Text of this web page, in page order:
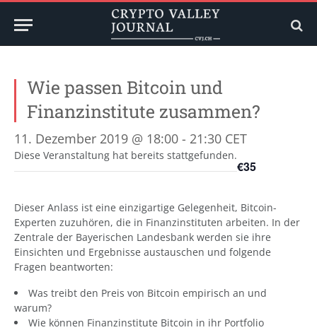
Wie passen Bitcoin und
Finanzinstitute zusammen?
11. Dezember 2019 @ 18:00 - 21:30 CET
€35
Diese Veranstaltung hat bereits stattgefunden.
Dieser Anlass ist eine einzigartige Gelegenheit, Bitcoin-
Experten zuzuhören, die in Finanzinstituten arbeiten. In der
Zentrale der Bayerischen Landesbank werden sie ihre
Einsichten und Ergebnisse austauschen und folgende
Fragen beantworten:
Was treibt den Preis von Bitcoin empirisch an und
warum?
Wie können Finanzinstitute Bitcoin in ihr Portfolio